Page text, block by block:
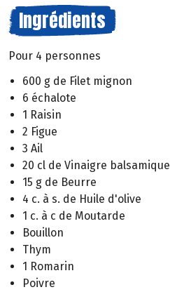
Ingrédients
Pour 4 personnes
600 g de Filet mignon
6 échalote
1 Raisin
2 Figue
3 Ail
20 cl de Vinaigre balsamique
15 g de Beurre
4 c. à s. de Huile d'olive
1 c. à c de Moutarde
Bouillon
Thym
1 Romarin
Poivre